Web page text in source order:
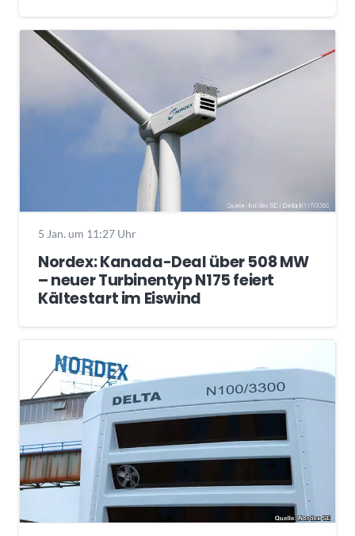
5 Jan. um 11:27 Uhr
Nordex: Kanada-Deal über 508 MW
– neuer Turbinentyp N175 feiert
Kältestart im Eiswind